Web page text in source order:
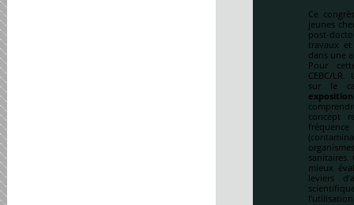
Ce
jeunes
post-
travaux
dans une
Pour
CEBC/
sur le
concept
sanitaires.
mieux
leviers